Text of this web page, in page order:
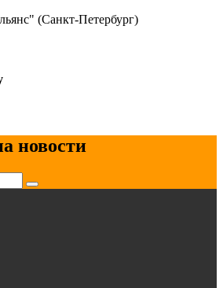
(Санкт-Петербург)
новости